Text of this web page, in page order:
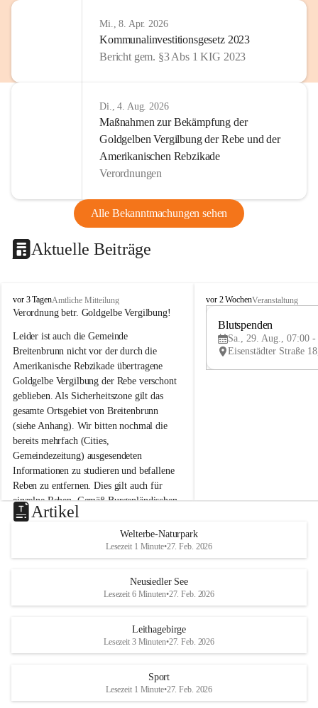
Mi., 8. Apr. 2026
Kommunalinvestitionsgesetz 2023
Bericht gem. §3 Abs 1 KIG 2023
Di., 4. Aug. 2026
Maßnahmen zur Bekämpfung der
Goldgelben Vergilbung der Rebe und der
Amerikanischen Rebzikade
Verordnungen
Alle Bekanntmachungen sehen
Aktuelle Beiträge
B
r
i
t
e
n
b
r
u
n
n
a
m
N
e
u
s
d
S
vor 3 TagenAmtliche Mitteilung
Verordnung betr. Goldgelbe Vergilbung!
Leider ist auch die Gemeinde
Breitenbrunn nicht vor der durch die
Amerikanische Rebzikade übertragene
Goldgelbe Vergilbung der Rebe verschont
geblieben. Als Sicherheitszone gilt das
gesamte Ortsgebiet von Breitenbrunn
(siehe Anhang). Wir bitten nochmal die
bereits mehrfach (Cities,
Gemeindezeitung) ausgesendeten
Informationen zu studieren und befallene
Reben zu entfernen. Dies gilt auch für
einzelne Reben. Gemäß Burgenländischen
Weinbaugesetz sind nicht gepflegte oder
unzulässige Weingärten zu roden! Bitte
helfen wir zusammen um unsere Winzer
vor den prognostizierten Ernteausfällen
und den daraus folgenden wirtschaftlichen
Maßnahmen zur Bekämpfung
Rebe und der Amerikanischen
B
e
u
e
d
r
S
vor 2 WochenVeranstaltung
Blutspenden
Sa., 29. Aug., 07:00 -
Artikel
Welterbe-Naturpark
Lesezeit 1 Minute•27. Feb. 2026
Neusiedler See
Lesezeit 6 Minuten•27. Feb. 2026
Leithagebirge
Lesezeit 3 Minuten•27. Feb. 2026
Sport
Lesezeit 1 Minute•27. Feb. 2026